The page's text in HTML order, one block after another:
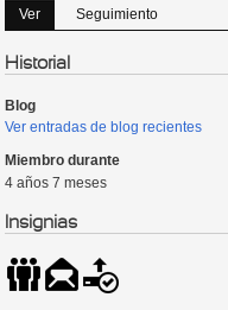
Solapas principales
Ver (solapa activa)
Seguimiento
Historial
Blog
Ver entradas de blog recientes
Miembro durante
4 años 7 meses
Insignias